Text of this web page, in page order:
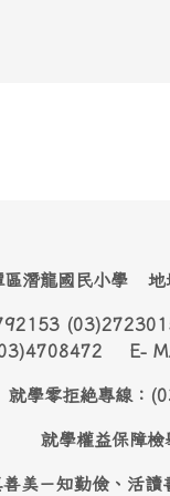
區潛龍國民小學 地
E-
就學零拒絶專線：
就學權益保障
美－知勤儉、活